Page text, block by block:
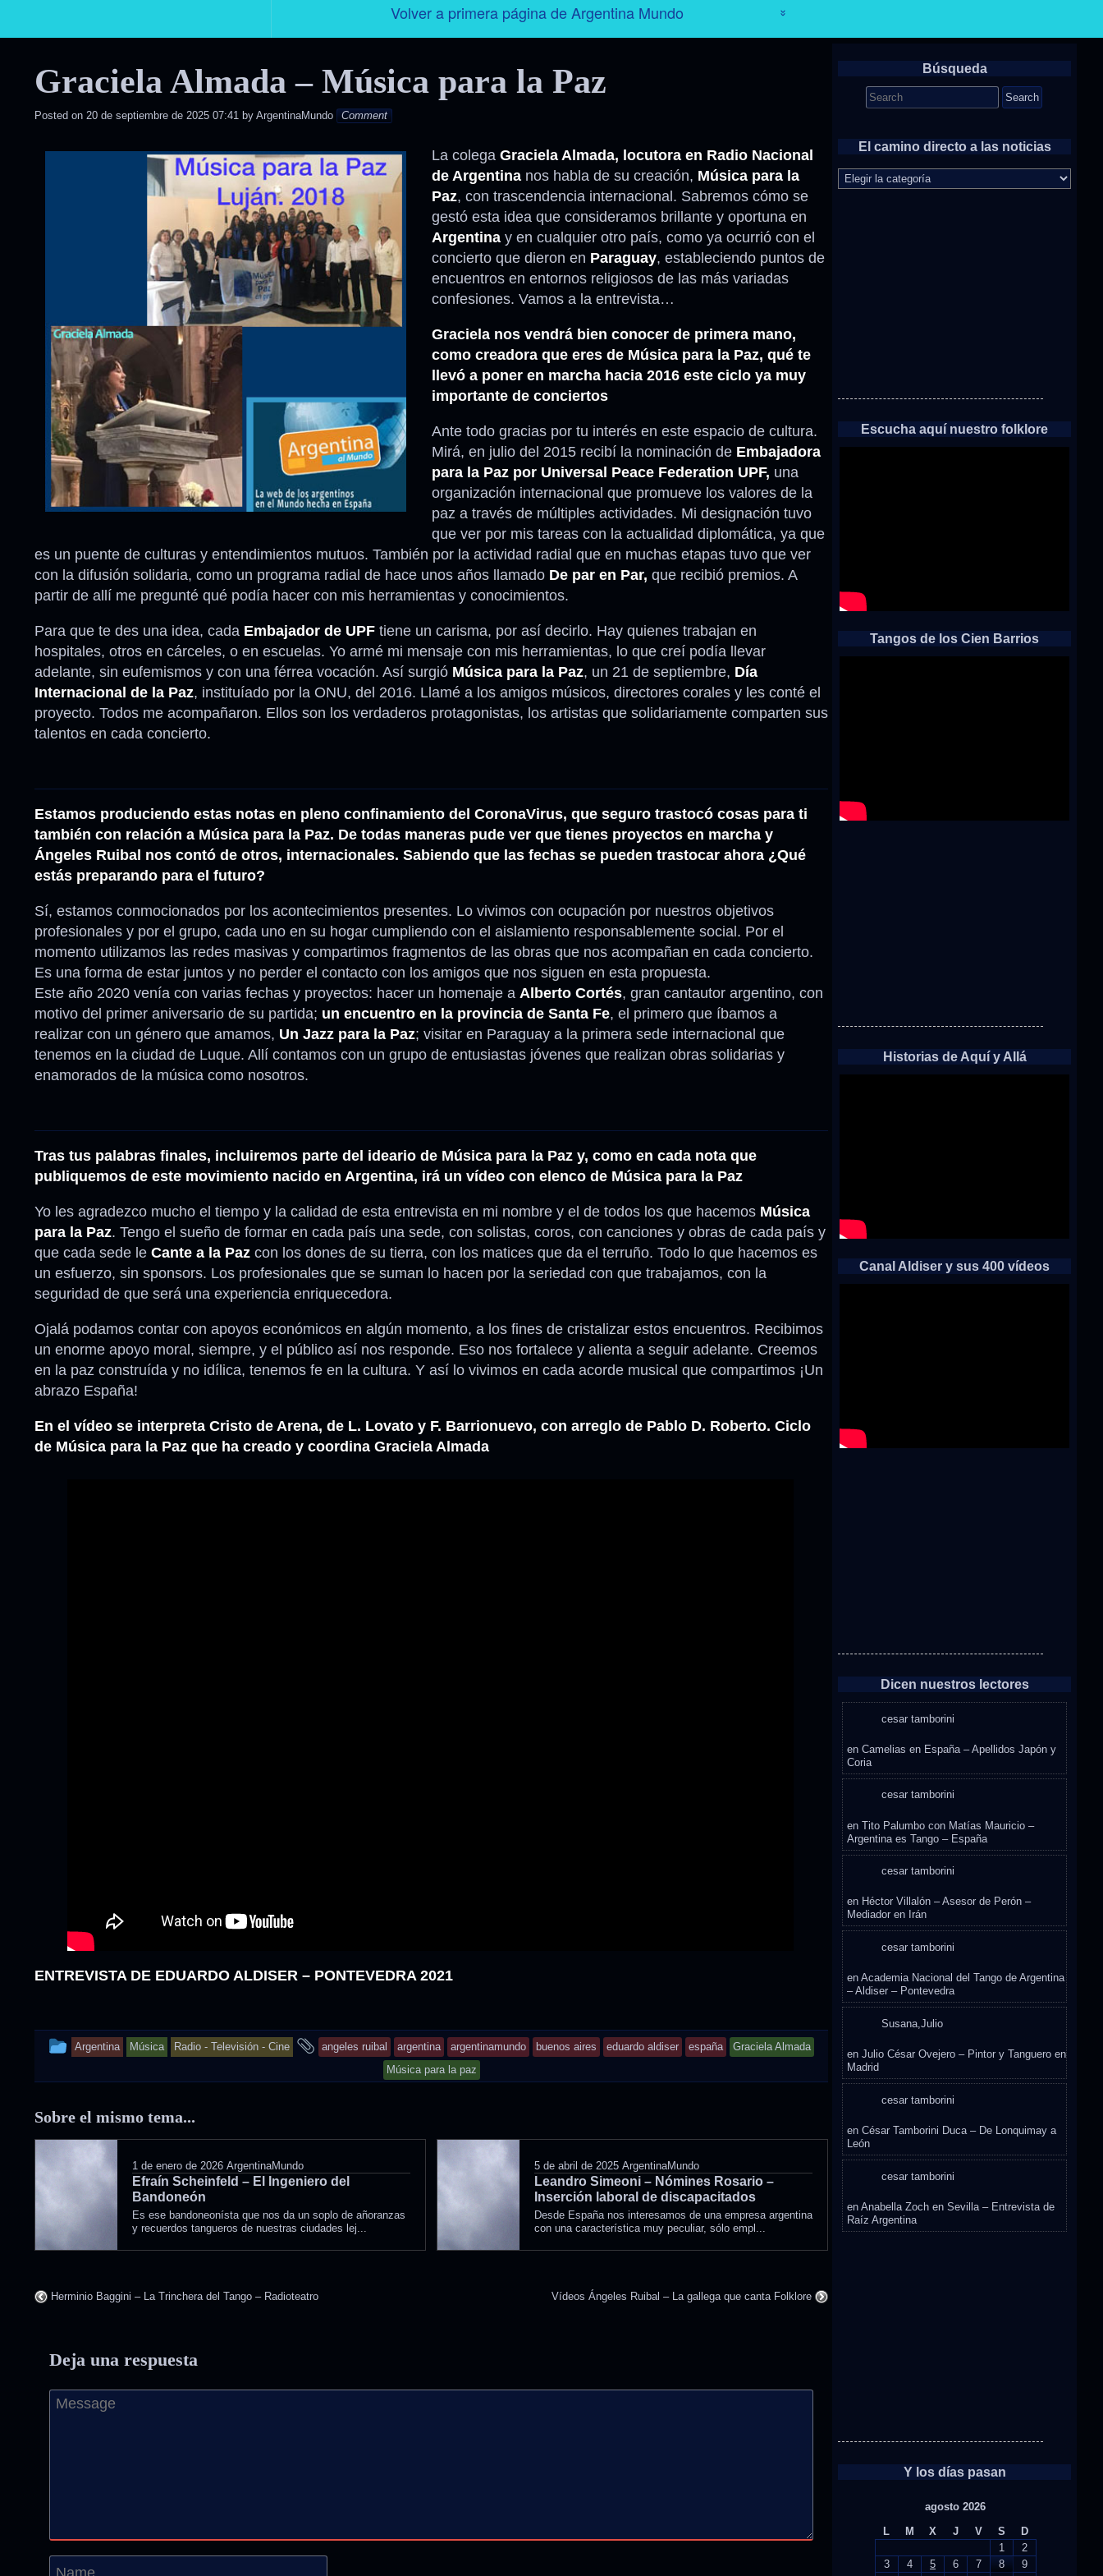
Volver a primera página de Argentina Mundo
Tango
Historia
Personajes
Deporte
Turismo
Anécdotas
Comidas – Bebidas
Graciela Almada – Música para la Paz
Posted on 20 de septiembre de 2025 07:41 by ArgentinaMundo Comment
La colega Graciela Almada, locutora en Radio Nacional
de Argentinanos habla de su creación, Música para la
Paz, con trascendencia internacional. Sabremos cómo se
gestó esta idea que consideramos brillante y oportuna en
Argentinay en cualquier otro país, como ya ocurrió con el
concierto que dieron en Paraguay, estableciendo puntos de
encuentros en entornos religiosos de las más variadas
confesiones. Vamos a la entrevista…
Graciela nos vendrá bien conocer de primera mano,
como creadora que eres de Música para la Paz, qué te
llevó a poner en marcha hacia 2016 este ciclo ya muy
importante de conciertos
Ante todo gracias por tu interés en este espacio de cultura.
Mirá, en julio del 2015 recibí la nominación de Embajadora
para la Paz por Universal Peace Federation UPF, una
organización internacional que promueve los valores de la
paz a través de múltiples actividades. Mi designación tuvo
que ver por mis tareas con la actualidad diplomática, ya que
es un puente de culturas y entendimientos mutuos. También por la actividad radial que en muchas etapas tuvo que ver
con la difusión solidaria, como un programa radial de hace unos años llamado De par en Par, que recibió premios. A
partir de allí me pregunté qué podía hacer con mis herramientas y conocimientos.
Para que te des una idea, cada Embajador de UPF tiene un carisma, por así decirlo. Hay quienes trabajan en
hospitales, otros en cárceles, o en escuelas. Yo armé mi mensaje con mis herramientas, lo que creí podía llevar
adelante, sin eufemismos y con una férrea vocación. Así surgió Música para la Paz, un 21 de septiembre, Día
Internacional de la Paz, instituíado por la ONU, del 2016. Llamé a los amigos músicos, directores corales y les conté el
proyecto. Todos me acompañaron. Ellos son los verdaderos protagonistas, los artistas que solidariamente comparten sus
talentos en cada concierto.
Estamos produciendo estas notas en pleno confinamiento del CoronaVirus, que seguro trastocó cosas para ti
también con relación a Música para la Paz. De todas maneras pude ver que tienes proyectos en marcha y
Ángeles Ruibal nos contó de otros, internacionales. Sabiendo que las fechas se pueden trastocar ahora ¿Qué
estás preparando para el futuro?
Sí, estamos conmocionados por los acontecimientos presentes. Lo vivimos con ocupación por nuestros objetivos
profesionales y por el grupo, cada uno en su hogar cumpliendo con el aislamiento responsablemente social. Por el
momento utilizamos las redes masivas y compartimos fragmentos de las obras que nos acompañan en cada concierto.
Es una forma de estar juntos y no perder el contacto con los amigos que nos siguen en esta propuesta.
Este año 2020 venía con varias fechas y proyectos: hacer un homenaje a Alberto Cortés, gran cantautor argentino, con
motivo del primer aniversario de su partida; un encuentro en la provincia de Santa Fe, el primero que íbamos a
realizar con un género que amamos, Un Jazz para la Paz; visitar en Paraguay a la primera sede internacional que
tenemos en la ciudad de Luque. Allí contamos con un grupo de entusiastas jóvenes que realizan obras solidarias y
enamorados de la música como nosotros.
Tras tus palabras finales, incluiremos parte del ideario de Música para la Paz y, como en cada nota que
publiquemos de este movimiento nacido en Argentina, irá un vídeo con elenco de Música para la Paz
Yo les agradezco mucho el tiempo y la calidad de esta entrevista en mi nombre y el de todos los que hacemos Música
para la Paz. Tengo el sueño de formar en cada país una sede, con solistas, coros, con canciones y obras de cada país y
que cada sede le Cante a la Paz con los dones de su tierra, con los matices que da el terruño. Todo lo que hacemos es
un esfuerzo, sin sponsors. Los profesionales que se suman lo hacen por la seriedad con que trabajamos, con la
seguridad de que será una experiencia enriquecedora.
Ojalá podamos contar con apoyos económicos en algún momento, a los fines de cristalizar estos encuentros. Recibimos
un enorme apoyo moral, siempre, y el público así nos responde. Eso nos fortalece y alienta a seguir adelante. Creemos
en la paz construída y no idílica, tenemos fe en la cultura. Y así lo vivimos en cada acorde musical que compartimos ¡Un
abrazo España!
En el vídeo se interpreta Cristo de Arena, de L. Lovato y F. Barrionuevo, con arreglo de Pablo D. Roberto. Ciclo
de Música para la Paz que ha creado y coordina Graciela Almada
ENTREVISTA DE EDUARDO ALDISER – PONTEVEDRA 2021
This
posted
Argentina Música Radio - Televisión - Cine
and
angeles ruibal argentina argentinamundo buenos aires eduardo aldiser españa
Graciela Almada
Música para la paz
Sobre el mismo tema...
1 de enero de 2026 ArgentinaMundo
Efraín Scheinfeld – El Ingeniero del
Bandoneón
Es ese bandoneonísta que nos da un soplo de añoranzas
y recuerdos tangueros de nuestras ciudades lej...
5 de abril de 2025 ArgentinaMundo
Leandro Simeoni – Nómines Rosario –
Inserción laboral de discapacitados
Desde España nos interesamos de una empresa argentina
con una característica muy peculiar, sólo empl...
Herminio Baggini – La Trinchera del Tango – Radioteatro Vídeos Ángeles Ruibal – La gallega que canta Folklore
Deja una respuesta
Búsqueda
Search
for:
El camino directo a las noticias
El
camino
Escucha aquí nuestro folklore
Tangos de los Cien Barrios
Historias de Aquí y Allá
Canal Aldiser y sus 400 vídeos
Dicen nuestros lectores
cesar tamborini
enCamelias en España – Apellidos Japón y
Coria
cesar tamborini
enTito Palumbo con Matías Mauricio –
Argentina es Tango – España
cesar tamborini
en Héctor Villalón – Asesor de Perón –
Mediador en Irán
cesar tamborini
enAcademia Nacional del Tango de Argentina
– Aldiser – Pontevedra
Susana,Julio
enJulio César Ovejero – Pintor y Tanguero en
Madrid
cesar tamborini
enCésar Tamborini Duca – De Lonquimay a
León
cesar tamborini
enAnabella Zoch en Sevilla – Entrevista de
Raíz Argentina
Y los días pasan
agosto 2026
L
M X J V S
D
1
2
3
4 5 6 7 8
9